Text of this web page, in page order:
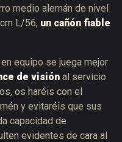
medio alemán de nivel
L/56, un cañón fiable
equipo se juega mejor
de visión al servicio
os haréis con el
y evitaréis que sus
capacidad de
evidentes de cara al